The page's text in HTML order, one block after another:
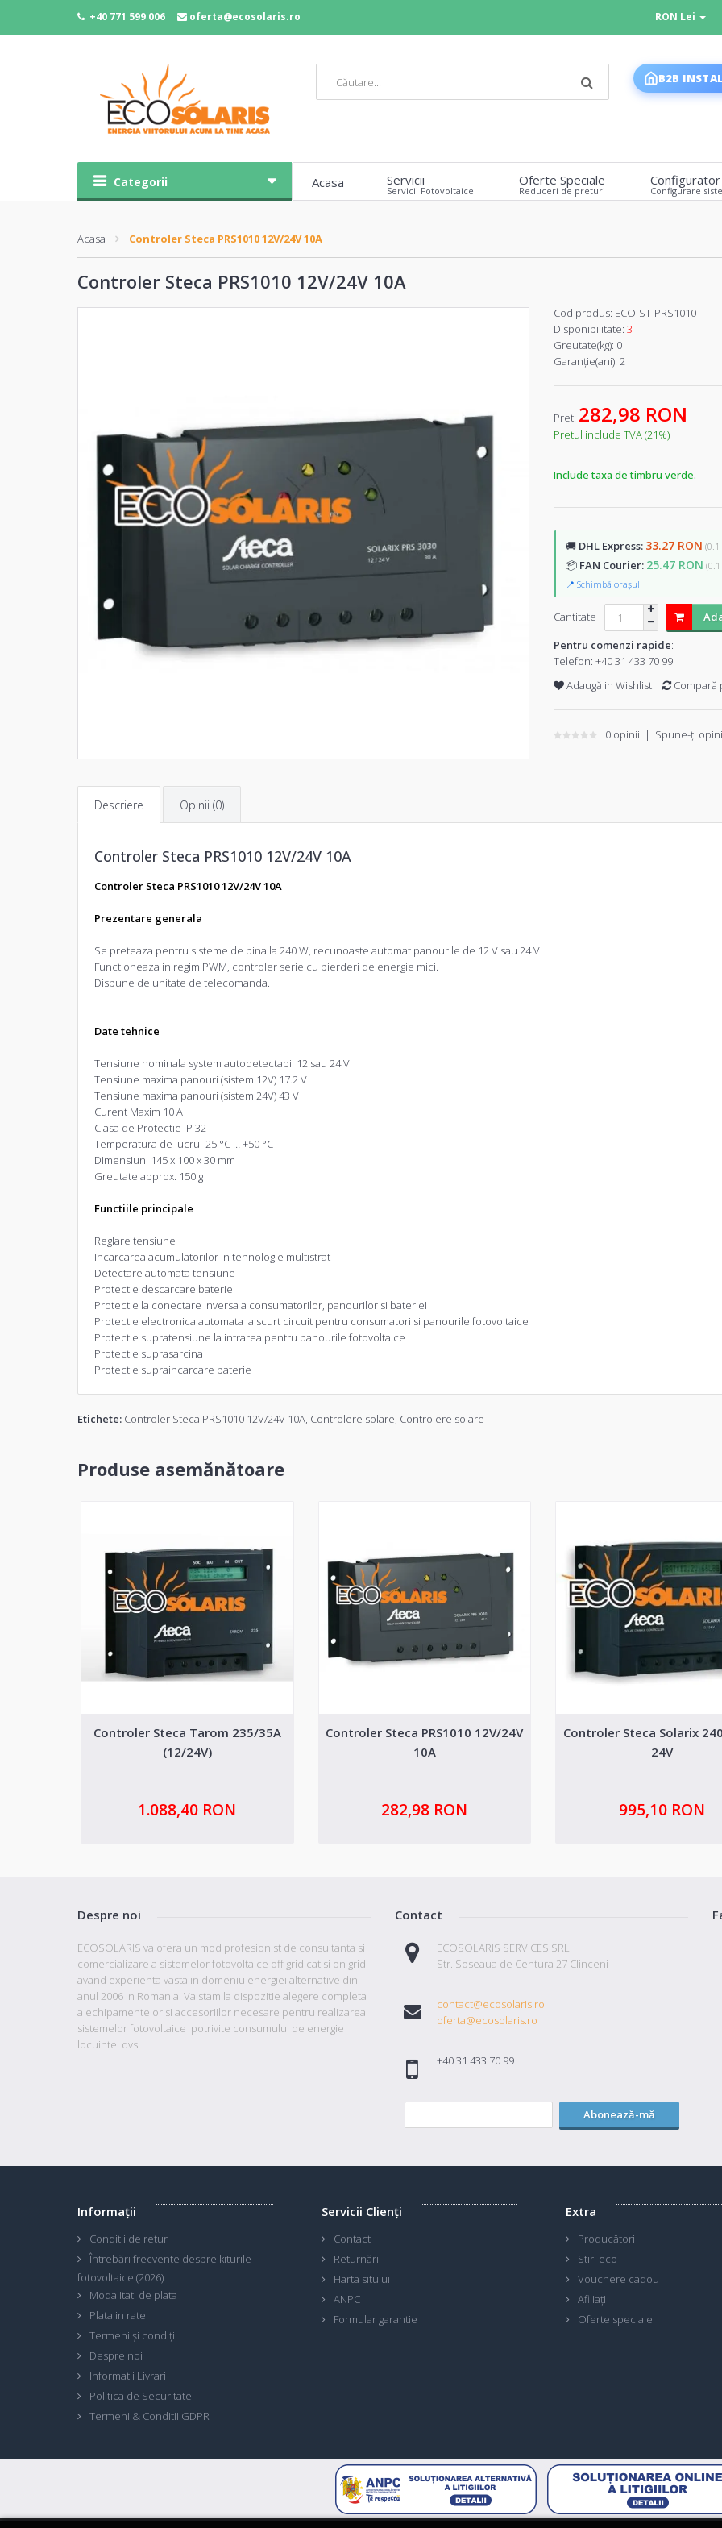
+40 771 599 006 oferta@ecosolaris.ro RON Lei
B2B
Categorii Acasa Servicii
Servicii Fotovoltaice
Oferte Speciale
Reduceri de preturi
Configurator
Configurare
Acasa Controler Steca PRS1010 12V/24V 10A
Controler Steca PRS1010 12V/24V 10A
Cod produs: ECO-ST-PRS1010
Disponibilitate: 3
Greutate(kg): 0
Garanţie(ani): 2
Pret: 282,98 RON
Pretul include TVA (21%)
Include taxa de timbru verde.
🚚 DHL Express: 33.27 RON (0.1
📦 FAN Courier: 25.47 RON
📍 Schimbă orașul
Cantitate
Pentru comenzi rapide:
Telefon: +40 31 433 70 99
Adaugă in Wishlist
Compară
0 opinii | Spune-ţi
Descriere Opinii (0)
Controler Steca PRS1010 12V/24V 10A
Controler Steca PRS1010 12V/24V 10A
Prezentare generala
Se preteaza pentru sisteme de pina la 240 W, recunoaste automat panourile de 12 V sau 24 V.
Functioneaza in regim PWM, controler serie cu pierderi de energie mici.
Dispune de unitate de telecomanda.
Date tehnice
Tensiune nominala system autodetectabil 12 sau 24 V
Tensiune maxima panouri (sistem 12V) 17.2 V
Tensiune maxima panouri (sistem 24V) 43 V
Curent Maxim 10 A
Clasa de Protectie IP 32
Temperatura de lucru -25 °C … +50 °C
Dimensiuni 145 x 100 x 30 mm
Greutate approx. 150 g
Functiile principale
Reglare tensiune
Incarcarea acumulatorilor in tehnologie multistrat
Detectare automata tensiune
Protectie descarcare baterie
Protectie la conectare inversa a consumatorilor, panourilor si bateriei
Protectie electronica automata la scurt circuit pentru consumatori si panourile fotovoltaice
Protectie supratensiune la intrarea pentru panourile fotovoltaice
Protectie suprasarcina
Protectie supraincarcare baterie
Etichete: Controler Steca PRS1010 12V/24V 10A, Controlere solare, Controlere solare
Produse asemănătoare
Controler Steca Tarom 235/35A
(12/24V)
1.088,40 RON
Controler Steca PRS1010 12V/24V
10A
282,98 RON
Controler Steca Solarix
24V
995,10 RON
Despre noi
ECOSOLARIS va ofera un mod profesionist de consultanta si
comercializare a sistemelor fotovoltaice off grid cat si on grid
avand experienta vasta in domeniu energiei alternative din
anul 2006 in Romania. Va stam la dispozitie alegere completa
a echipamentelor si accesoriilor necesare pentru realizarea
sistemelor fotovoltaice potrivite consumului de energie
locuintei dvs.
Contact
ECOSOLARIS SERVICES SRL
Str. Soseaua de Centura 27 Clinceni
contact@ecosolaris.ro
oferta@ecosolaris.ro
+40 31 433 70 99
Abonează-mă
Informaţii
Conditii de retur
Întrebări frecvente despre kiturile
fotovoltaice (2026)
Modalitati de plata
Plata in rate
Termeni și condiții
Despre noi
Informatii Livrari
Politica de Securitate
Termeni & Conditii GDPR
Servicii Clienţi
Contact
Returnări
Harta sitului
ANPC
Formular garantie
Extra
Producători
Stiri eco
Vouchere cadou
Afiliaţi
Oferte speciale